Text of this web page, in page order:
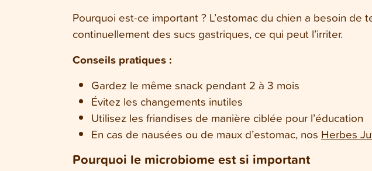
Pourquoi est-ce important ? L’estomac du chien a besoin de
continuellement des sucs gastriques, ce qui peut l’irriter.
Conseils pratiques :
Gardez le même snack pendant 2 à 3 mois
Évitez les changements inutiles
Utilisez les friandises de manière ciblée pour l’éducation
En cas de nausées ou de maux d’estomac, nos Herbes
Pourquoi le microbiome est si important